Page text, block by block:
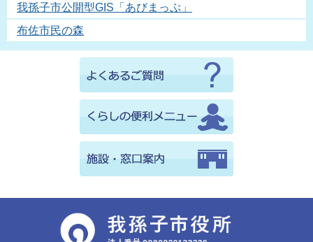
我孫子市公開型GIS「あびまっぷ」
布佐市民の森